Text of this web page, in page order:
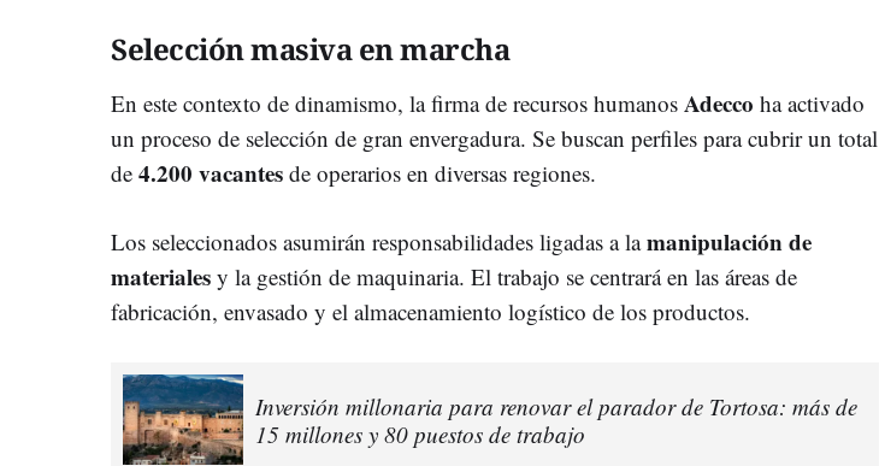
Selección masiva en marcha
En este contexto de dinamismo, la firma de recursos humanos Adecco ha activado
un proceso de selección de gran envergadura. Se buscan perfiles para cubrir un total
de 4.200 vacantes de operarios en diversas regiones.
Los seleccionados asumirán responsabilidades ligadas a lamanipulación de
materiales y la gestión de maquinaria. El trabajo se centrará en las áreas de
fabricación, envasado y el almacenamiento logístico de los productos.
Inversión millonaria para renovar el parador de Tortosa: más de
15 millones y 80 puestos de trabajo